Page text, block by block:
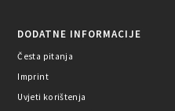
DODATNE INFORMACIJE
Česta pitanja
Imprint
Uvjeti korištenja